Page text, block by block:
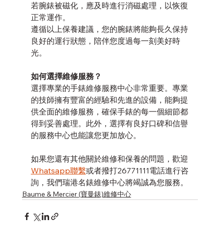
若腕錶被磁化，應及時進行消磁處理，以恢復
正常運作。
遵循以上保養建議，您的腕錶將能夠長久保持
良好的運行狀態，陪伴您度過每一刻美好時
光。
如何選擇維修服務？
選擇專業的手錶維修服務中心非常重要。專業
的技師擁有豐富的經驗和先進的設備，能夠提
供全面的維修服務，確保手錶的每一個細節都
得到妥善處理。此外，選擇有良好口碑和信譽
的服務中心也能讓您更加放心。
如果您還有其他關於維修和保養的問題，歡迎
Whatsapp聯繫或者撥打26771111電話進行咨
詢，我們瑞港名錶維修中心將竭誠為您服務。
Baume & Mercier (寶曼錶)維修中心